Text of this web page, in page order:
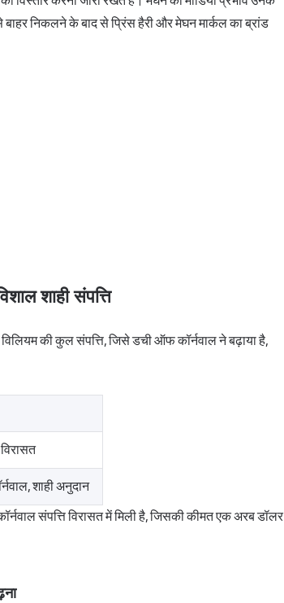
निकलने के बाद से प्रिंस हैरी और मेघन मार्कल का ब्रांड
शाही संपत्ति
की कुल संपत्ति, जिसे डची ऑफ कॉर्नवाल ने बढ़ाया है,
शाही अनुदान
संपत्ति विरासत में मिली है, जिसकी कीमत एक अरब डॉलर